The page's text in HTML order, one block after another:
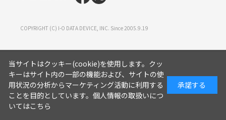
COPYRIGHT (C) I-O DATA DEVICE, INC. Since 2005.9.19
当サイトはクッキー(cookie)を使用します。クッ
キーはサイト内の一部の機能および、サイトの使
用状況の分析からマーケティング活動に利用する
ことを目的としています。 個人情報の取扱いにつ
いてはこちら
承諾する